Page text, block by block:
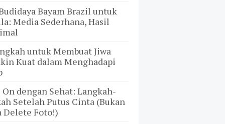
Bayam Brazil untuk
Media Sederhana, Hasil
untuk Membuat Jiwa
Kuat dalam Menghadapi
dengan Sehat: Langkah-
Setelah Putus Cinta (Bukan
Delete Foto!)